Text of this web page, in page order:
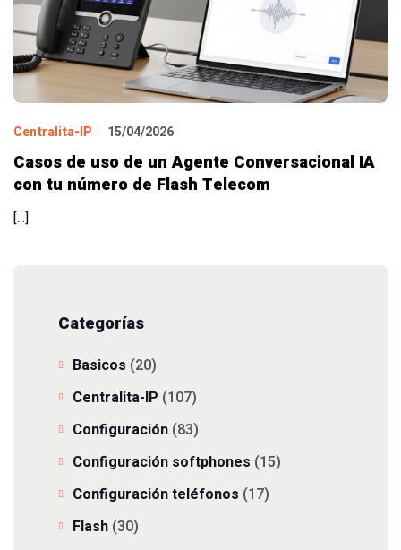
Centralita-IP 15/04/2026
Casos de uso de un Agente Conversacional IA
con tu número de Flash Telecom
[…]
Categorías
Basicos (20)
Centralita-IP (107)
Configuración (83)
Configuración softphones (15)
Configuración teléfonos (17)
Flash (30)